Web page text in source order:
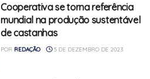
Cooperativa se torna referência
mundial na produção sustentável
de castanhas
POR REDAÇÃO 5 DE DEZEMBRO DE 2023